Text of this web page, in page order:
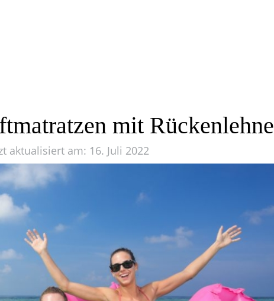
mit Rückenlehne
aktualisiert am: 16. Juli 2022